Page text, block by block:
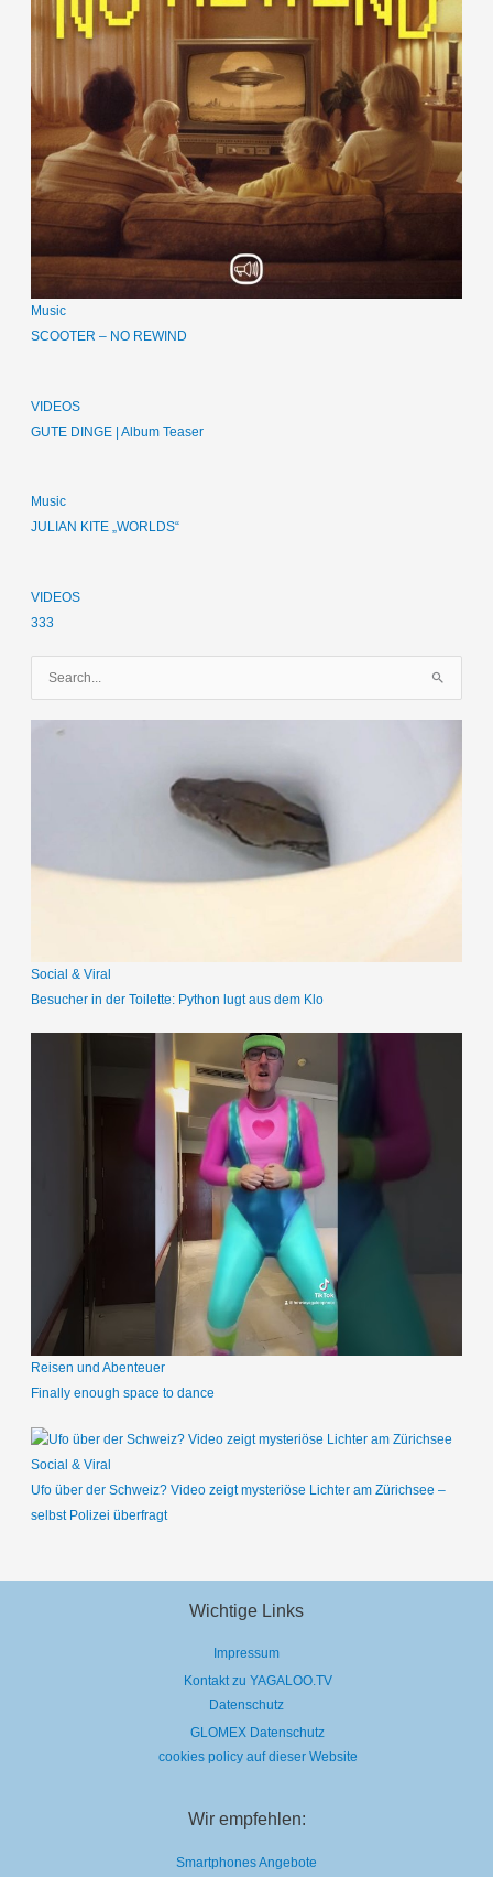
Music
SCOOTER – NO REWIND
VIDEOS
GUTE DINGE | Album Teaser
Music
JULIAN KITE „WORLDS“
VIDEOS
333
c
c
Social & Viral
Besucher in der Toilette: Python lugt aus dem Klo
Reisen und Abenteuer
Finally enough space to dance
Social & Viral
Ufo über der Schweiz? Video zeigt mysteriöse Lichter am Zürichsee –
selbst Polizei überfragt
Wichtige Links
Impressum
Kontakt zu YAGALOO.TV
Datenschutz
GLOMEX Datenschutz
cookies policy auf dieser Website
Wir empfehlen:
Smartphones Angebote